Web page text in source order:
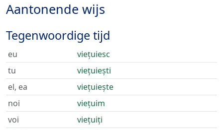
Aantonende wijs
Tegenwoordige tijd
eu
viețuiesc
tu
viețuiești
el, ea
viețuiește
noi
viețuim
voi
viețuiți